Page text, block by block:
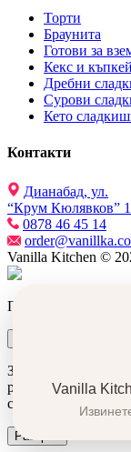
Торти
Браунита
Готови за
Кекс и
Дребни
Сурови
Кето
Контакти
Дианабад, ул.
“Крум Кюлявков”
0878 46 45 14
Vanilla Kitchen ©
Vanilla
Продуктът беше
За да подобрим
ресурси от трети
съгласявате с това.
Разбрах